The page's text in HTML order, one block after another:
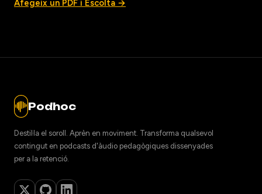
Afegeix un PDF i Escolta →
Podhoc
Destil·la el soroll. Aprèn en moviment. Transforma qualsevol
contingut en podcasts d'àudio pedagògiques dissenyades
per a la retenció.